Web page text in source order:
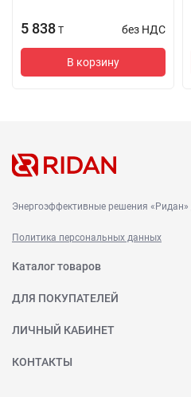
5 838 T без НДС
В корзину
Энергоэффективные решения
Политика персональных данных
Каталог товаров
ДЛЯ ПОКУПАТЕЛЕЙ
ЛИЧНЫЙ КАБИНЕТ
КОНТАКТЫ